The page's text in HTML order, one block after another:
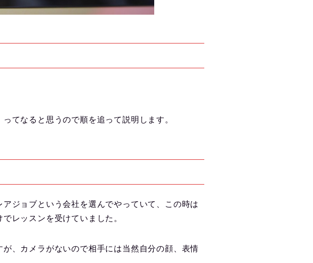
てなると思うので順を追って説明します。
ジョブという会社を選んでやっていて、この時は
レッスンを受けていました。
、カメラがないので相手には当然自分の顔、表情